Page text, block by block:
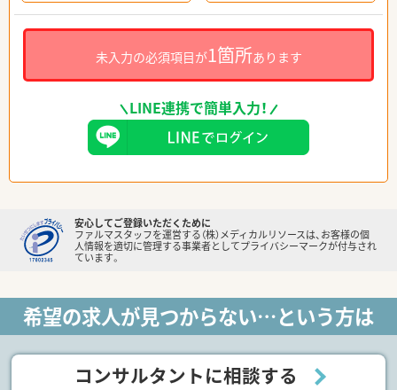
未入力の必須項目が1箇所あります
LINE連携で簡単入力！
安心してご登録いただくために
ファルマスタッフを運営する（株）メディカルリソースは、お客様の個
人情報を適切に管理する事業者としてプライバシーマークが付与され
ています。
希望の求人が見つからない…という方は
コンサルタントに相談する